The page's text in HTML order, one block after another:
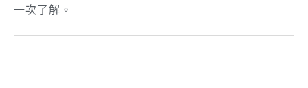
一次了解。